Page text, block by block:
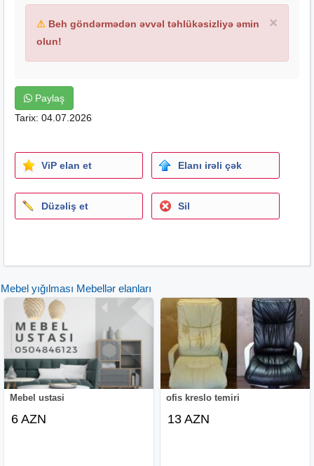
×
⚠ Beh göndərmədən əvvəl təhlükəsizliyə əmin
olun!
Paylaş
Tarix: 04.07.2026
ViP elan et Elanı irəli çək
Düzəliş et Sil
Mebel yığılması Mebellər elanları
Mebel ustasi
6 AZN
ofis kreslo temiri
13 AZN